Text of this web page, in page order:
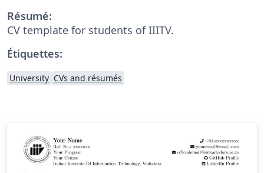
Résumé:
CV template for students of IIITV.
Étiquettes:
University CVs and résumés